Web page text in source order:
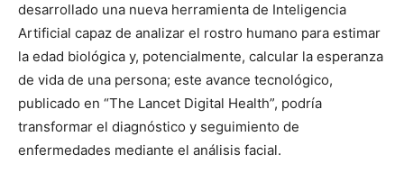
desarrollado una nueva herramienta de Inteligencia
Artificial capaz de analizar el rostro humano para estimar
la edad biológica y, potencialmente, calcular la esperanza
de vida de una persona; este avance tecnológico,
publicado en “The Lancet Digital Health”, podría
transformar el diagnóstico y seguimiento de
enfermedades mediante el análisis facial.